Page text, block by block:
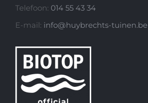
Telefoon: 014 55 43 34
E-mail: info@huybrechts-tuinen.be